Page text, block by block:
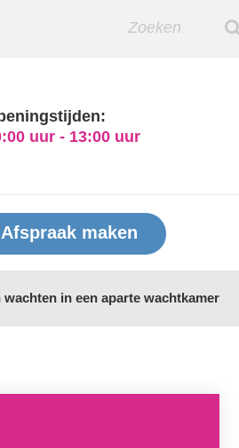
uur - 13:00 uur
Afspraak maken
wachten in een aparte wachtkamer